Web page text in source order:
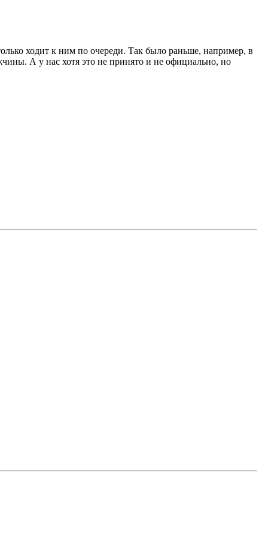
ходит к ним по очереди. Так было раньше, например, в
А у нас хотя это не принято и не официально, но